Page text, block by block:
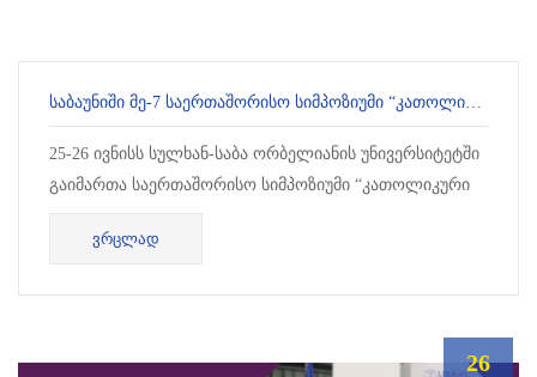
ᲡᲐᲑᲐᲣᲜᲘᲨᲘ ᲛᲔ-7 ᲡᲐᲔᲠᲗᲐᲨᲝᲠᲘᲡᲝ ᲡᲘᲛᲞᲝᲖᲘᲣᲛᲘ “ᲙᲐᲗᲝᲚᲘᲙᲣᲠᲘ ᲛᲔᲛᲙᲕᲘᲓᲠᲔᲝᲑᲐ ᲡᲐᲥᲐᲠᲗᲕᲔᲚᲝᲨᲘ” ᲒᲐᲘᲛᲐᲠᲗᲐ
25-26 ივნისს სულხან-საბა ორბელიანის უნივერსიტეტში
გაიმართა საერთაშორისო სიმპოზიუმი “კათოლიკური
მემკვიდრეობა საქართველოში”...
ᲕᲠᲪᲚᲐᲓ
26